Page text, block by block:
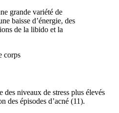
grande variété de
baisse d’énergie, des
de la libido et la
corps
des niveaux de stress plus élevés
des épisodes d’acné (11).